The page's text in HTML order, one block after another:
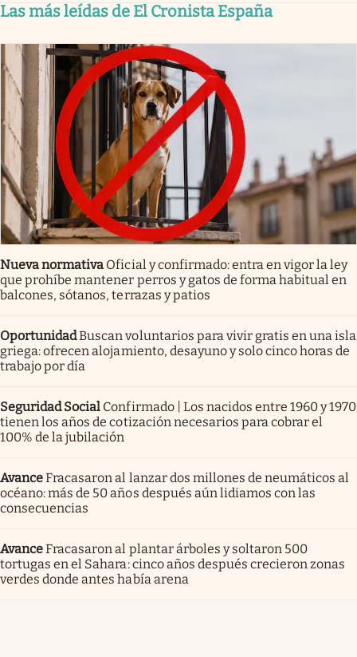
Las más leídas de El Cronista España
Nueva normativa Oficial y confirmado: entra en vigor la ley
que prohíbe mantener perros y gatos de forma habitual en
balcones, sótanos, terrazas y patios
OportunidadBuscan voluntarios para vivir gratis en una isla
griega: ofrecen alojamiento, desayuno y solo cinco horas de
trabajo por día
Seguridad Social Confirmado | Los nacidos entre 1960 y 1970
tienen los años de cotización necesarios para cobrar el
100% de la jubilación
AvanceFracasaron al lanzar dos millones de neumáticos al
océano: más de 50 años después aún lidiamos con las
consecuencias
AvanceFracasaron al plantar árboles y soltaron 500
tortugas en el Sahara: cinco años después crecieron zonas
verdes donde antes había arena